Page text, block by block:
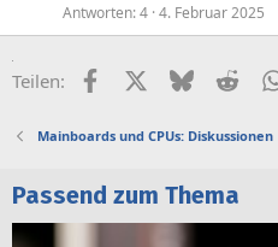
Antworten 4 4. Februar 2025
Teilen: FacebookX (Twitter)
Bluesky
Mainboards und CPUs: Diskussionen
Passend zum Thema